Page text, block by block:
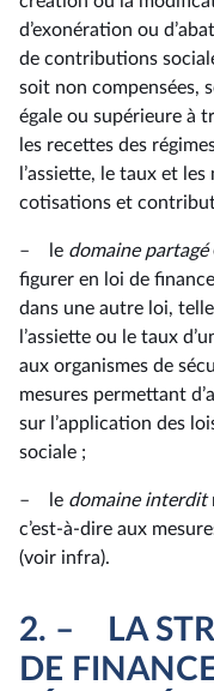
d’exonération ou
de contributions
soit non compensées,
égale ou supérieure à
les recettes des
l’assiette, le taux et
cotisations et
– le domaine partagé
figurer en loi de
dans une autre loi,
l’assiette ou le taux
aux organismes de
mesures permettant
sur l’application des
sociale ;
– le domaine interdit
c’est-à-dire aux
(voir infra).
2. – LA
DE